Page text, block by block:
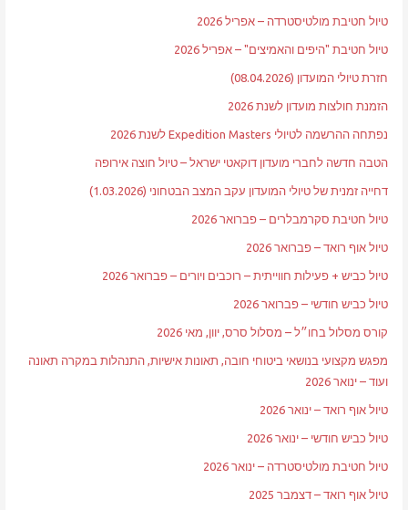
טיול חטיבת מולטיסטרדה – אפריל 2026
טיול חטיבת "היפים והאמיצים" – אפריל 2026
חזרת טיולי המועדון (08.04.2026)
הזמנת חולצות מועדון לשנת 2026
נפתחה ההרשמה לטיולי Expedition Masters לשנת 2026
הטבה חדשה לחברי מועדון דוקאטי ישראל – טיול חוצה אירופה
דחייה זמנית של טיולי המועדון עקב המצב הבטחוני (1.03.2026)
טיול חטיבת סקרמבלרים – פברואר 2026
טיול אוף רואד – פברואר 2026
טיול כביש + פעילות חווייתית – רוכבים ויורים – פברואר 2026
טיול כביש חודשי – פברואר 2026
קורס מסלול בחו״ל – מסלול סרס, יוון, מאי 2026
מפגש מקצועי בנושאי ביטוחי חובה, תאונות אישיות, התנהלות במקרה תאונה
ועוד – ינואר 2026
טיול אוף רואד – ינואר 2026
טיול כביש חודשי – ינואר 2026
טיול חטיבת מולטיסטרדה – ינואר 2026
טיול אוף רואד – דצמבר 2025